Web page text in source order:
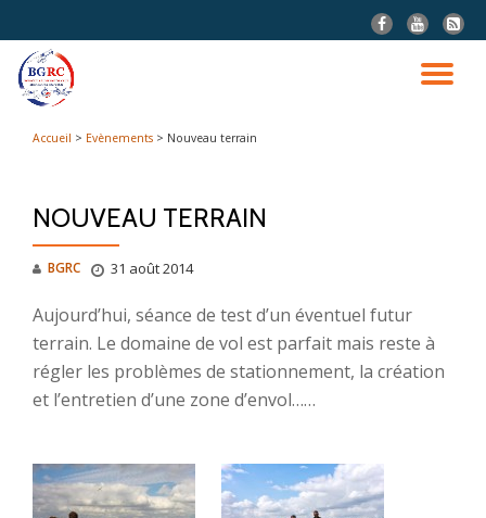
Aller
contenu
fa-
facebook
fa-
youtube
fa-
rss-
Accueil > Evènements > Nouveau terrain
NOUVEAU TERRAIN
BGRC 31 août 2014
Aujourd’hui, séance de test d’un éventuel futur
terrain. Le domaine de vol est parfait mais reste à
régler les problèmes de stationnement, la création
et l’entretien d’une zone d’envol……